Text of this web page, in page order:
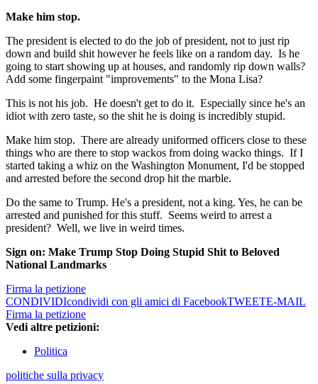
Make him stop.
The president is elected to do the job of president, not to just rip
down and build shit however he feels like on a random day. Is he
going to start showing up at houses, and randomly rip down walls?
Add some fingerpaint "improvements" to the Mona Lisa?
This is not his job. He doesn't get to do it. Especially since he's an
idiot with zero taste, so the shit he is doing is incredibly stupid.
Make him stop. There are already uniformed officers close to these
things who are there to stop wackos from doing wacko things. If I
started taking a whiz on the Washington Monument, I'd be stopped
and arrested before the second drop hit the marble.
Do the same to Trump. He's a president, not a king. Yes, he can be
arrested and punished for this stuff. Seems weird to arrest a
president? Well, we live in weird times.
Sign on: Make Trump Stop Doing Stupid Shit to Beloved
National Landmarks
Firma la petizione
CONDIVIDIcondividi con gli amici di FacebookTWEETE-MAIL
Firma la petizione
Vedi altre petizioni:
Politica
politiche sulla privacy